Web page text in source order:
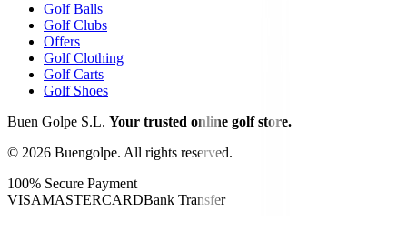
Golf Balls
Golf Clubs
Offers
Golf Clothing
Golf Carts
Golf Shoes
Buen Golpe S.L. Your trusted online golf store.
© 2026 Buengolpe. All rights reserved.
100% Secure Payment
VISAMASTERCARDBank Transfer